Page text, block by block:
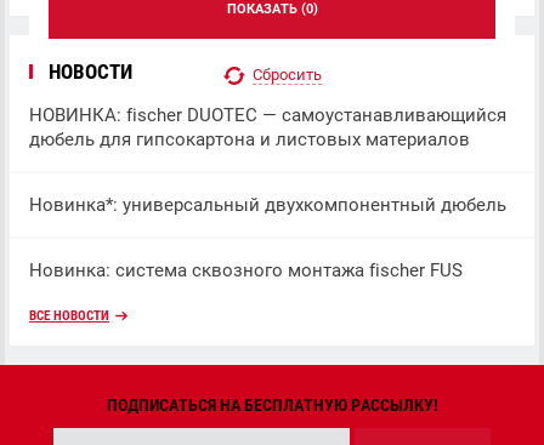
ПОКАЗАТЬ (0)
Сбросить
НОВОСТИ
НОВИНКА: fischer DUOTEC — самоустанавливающийся
дюбель для гипсокартона и листовых материалов
Новинка*: универсальный двухкомпонентный дюбель
Новинка: система сквозного монтажа fischer FUS
ВСЕ НОВОСТИ
ПОДПИСАТЬСЯ НА БЕСПЛАТНУЮ РАССЫЛКУ!